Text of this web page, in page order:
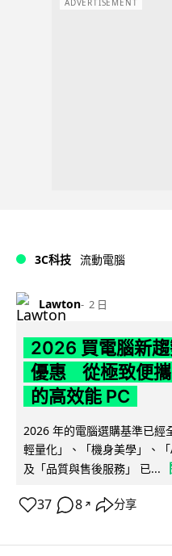
3C科技 流動電腦
Lawton 2 日
2026 買電腦新
優惠 從極致便攜
的高效能 PC
2026 年的電腦選購基準已經
輕量化」、「機身美學」、
及「品質與售後服務」 已...
37 8 ↗ 分享